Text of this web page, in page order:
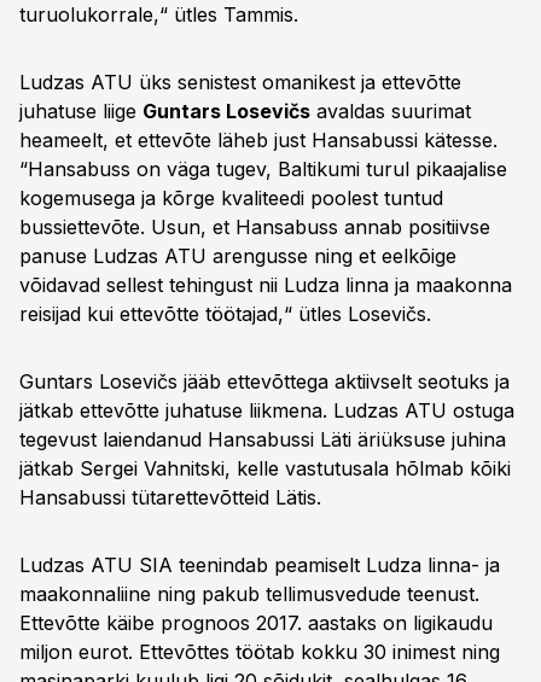
turuolukorrale,“ ütles Tammis.
Ludzas ATU üks senistest omanikest ja ettevõtte
juhatuse liige Guntars Losevičs avaldas suurimat
heameelt, et ettevõte läheb just Hansabussi kätesse.
“Hansabuss on väga tugev, Baltikumi turul pikaajalise
kogemusega ja kõrge kvaliteedi poolest tuntud
bussiettevõte. Usun, et Hansabuss annab positiivse
panuse Ludzas ATU arengusse ning et eelkõige
võidavad sellest tehingust nii Ludza linna ja maakonna
reisijad kui ettevõtte töötajad,“ ütles Losevičs.
Guntars Losevičs jääb ettevõttega aktiivselt seotuks ja
jätkab ettevõtte juhatuse liikmena. Ludzas ATU ostuga
tegevust laiendanud Hansabussi Läti äriüksuse juhina
jätkab Sergei Vahnitski, kelle vastutusala hõlmab kõiki
Hansabussi tütarettevõtteid Lätis.
Ludzas ATU SIA teenindab peamiselt Ludza linna- ja
maakonnaliine ning pakub tellimusvedude teenust.
Ettevõtte käibe prognoos 2017. aastaks on ligikaudu
miljon eurot. Ettevõttes töötab kokku 30 inimest ning